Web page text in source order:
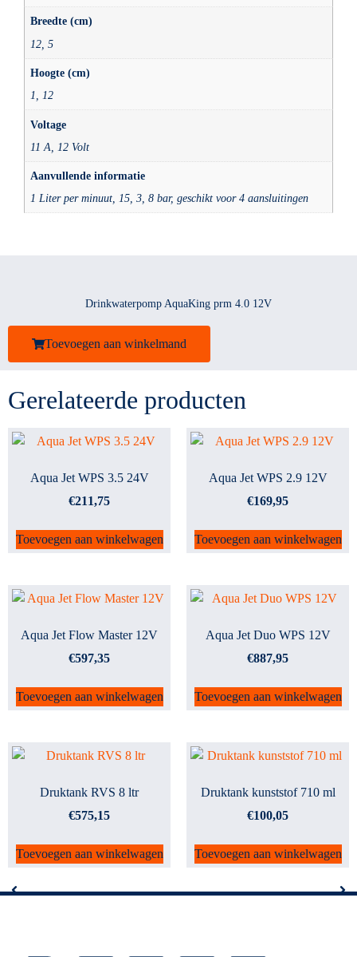
Breedte (cm)
12, 5
Hoogte (cm)
1, 12
Voltage
11 A, 12 Volt
Aanvullende informatie
1 Liter per minuut, 15, 3, 8 bar, geschikt voor 4 aansluitingen
Drinkwaterpomp AquaKing prm 4.0 12V
Toevoegen aan winkelmand
Gerelateerde producten
Aqua Jet WPS 3.5 24V
€211,75
Toevoegen aan winkelwagen
Aqua Jet WPS 2.9 12V
€169,95
Toevoegen aan winkelwagen
Aqua Jet Flow Master 12V
€597,35
Toevoegen aan winkelwagen
Aqua Jet Duo WPS 12V
€887,95
Toevoegen aan winkelwagen
Druktank RVS 8 ltr
€575,15
Toevoegen aan winkelwagen
Druktank kunststof 710 ml
€100,05
Toevoegen aan winkelwagen